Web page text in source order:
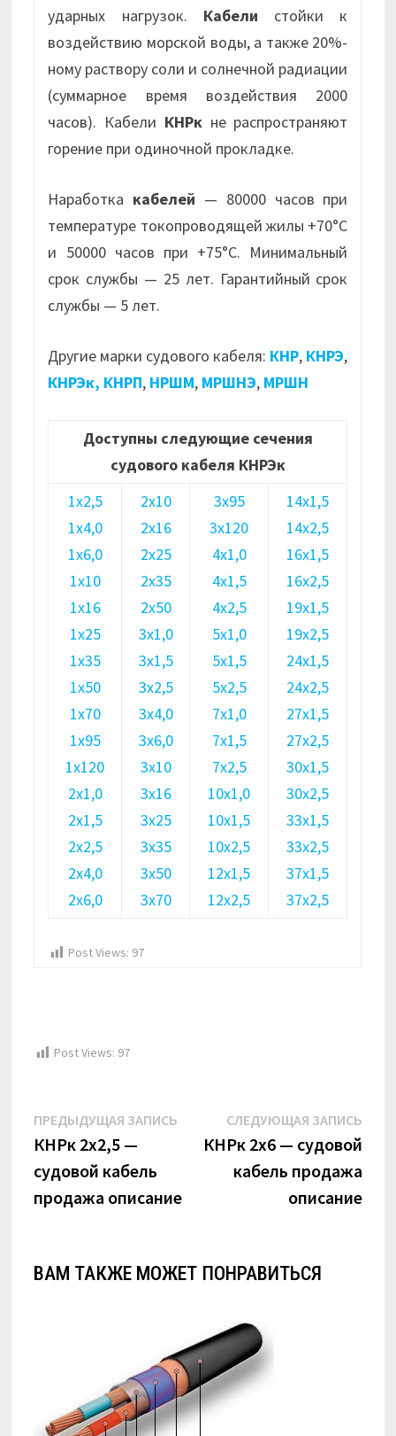
ударных нагрузок. Кабели стойки к
воздействию морской воды, а также 20%-
ному раствору соли и солнечной радиации
(суммарное время воздействия 2000
часов). Кабели КНРкне распространяют
горение при одиночной прокладке.
Наработка кабелей — 80000 часов при
температуре токопроводящей жилы +70°С
и 50000 часов при +75°С. Минимальный
срок службы — 25 лет. Гарантийный срок
службы — 5 лет.
Другие марки судового кабеля: КНР, КНРЭ,
КНРЭк, КНРП, НРШМ, МРШНЭ, МРШН
Доступны следующие сечения
судового кабеля КНРЭк
1х2,5
1х4,0
1х6,0
1х10
1х16
1х25
1х35
1х50
1х70
1х95
1х120
2х1,0
2х1,5
2х2,5
2х4,0
2х6,0
2х10
2х16
2х25
2х35
2х50
3х1,0
3х1,5
3х2,5
3х4,0
3х6,0
3х10
3х16
3х25
3х35
3х50
3х70
3х95
3х120
4х1,0
4х1,5
4х2,5
5х1,0
5х1,5
5х2,5
7х1,0
7х1,5
7х2,5
10х1,0
10х1,5
10х2,5
12х1,5
12х2,5
14х1,5
14х2,5
16х1,5
16х2,5
19х1,5
19х2,5
24х1,5
24х2,5
27х1,5
27х2,5
30х1,5
30х2,5
33х1,5
33х2,5
37х1,5
37х2,5
Post Views: 97
Post Views: 97
Навигация
по
записям
ПРЕДЫДУЩАЯ ЗАПИСЬ Предыдущая
запись:
КНРк 2х2,5 —
судовой кабель
продажа описание
СЛЕДУЮЩАЯ ЗАПИСЬ
КНРк 2х6 — судовой
кабель продажа
описание
ВАМ ТАКЖЕ МОЖЕТ ПОНРАВИТЬСЯ